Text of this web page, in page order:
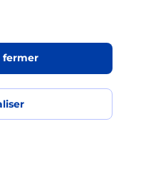
fermer
mon forfait
Mobile ?
mon iPhone
Mobile